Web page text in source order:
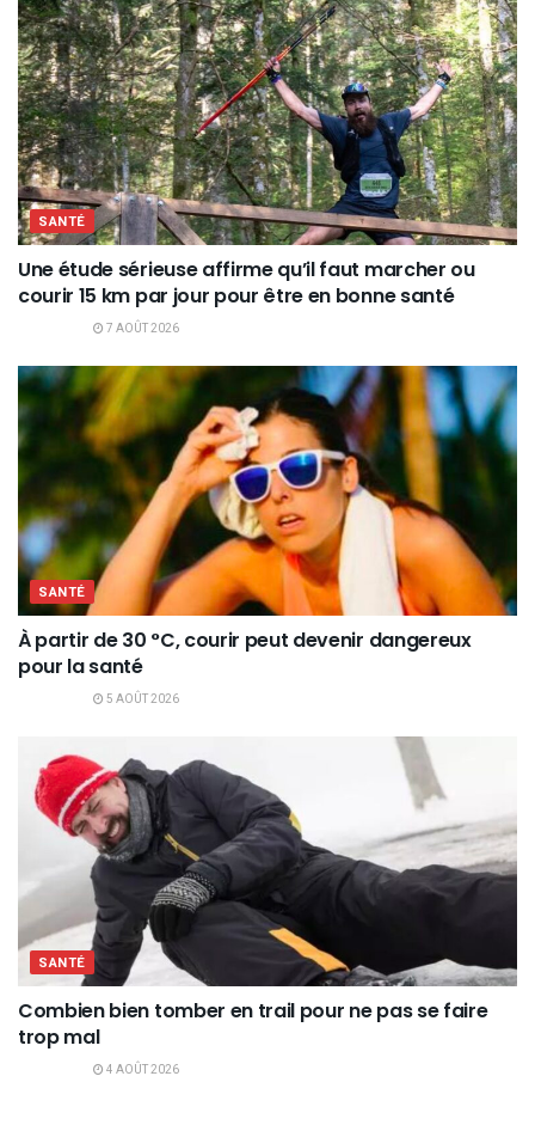
SANTÉ
Une étude sérieuse affirme qu’il faut marcher ou
courir 15 km par jour pour être en bonne santé
7 AOÛT 2026
SANTÉ
À partir de 30 °C, courir peut devenir dangereux
pour la santé
5 AOÛT 2026
SANTÉ
Combien bien tomber en trail pour ne pas se faire
trop mal
4 AOÛT 2026